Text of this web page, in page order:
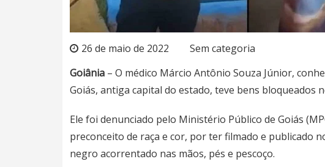
26 de maio de 2022
Sem categoria
Goiânia – O médico Márcio Antônio Souza Júnior,
Goiás, antiga capital do estado, teve bens bloqueados
Ele foi denunciado pelo Ministério Público de Goiás
preconceito de raça e cor, por ter filmado e publicado
negro acorrentado nas mãos, pés e pescoço.